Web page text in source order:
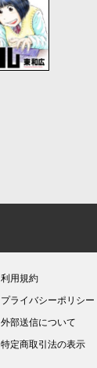
利用規約
プライバシーポリシー
外部送信について
特定商取引法の表示